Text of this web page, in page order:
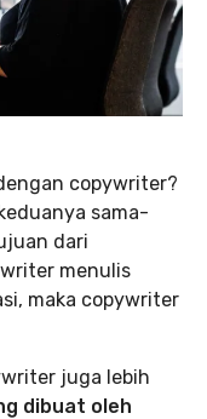
copywriter?
sama-
dari
menulis
maka copywriter
juga lebih
dibuat oleh